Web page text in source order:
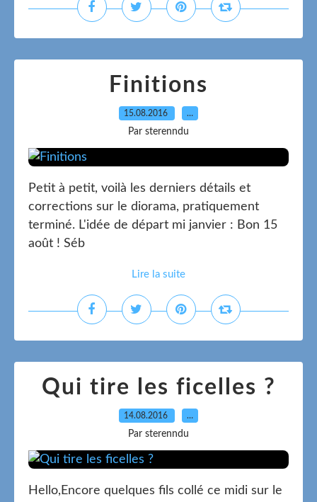
Finitions
15.08.2016 …
Par sterenndu
Petit à petit, voilà les derniers détails et
corrections sur le diorama, pratiquement
terminé. L'idée de départ mi janvier : Bon 15
août ! Séb
Lire la suite
Qui tire les ficelles ?
14.08.2016 …
Par sterenndu
Hello,Encore quelques fils collé ce midi sur le